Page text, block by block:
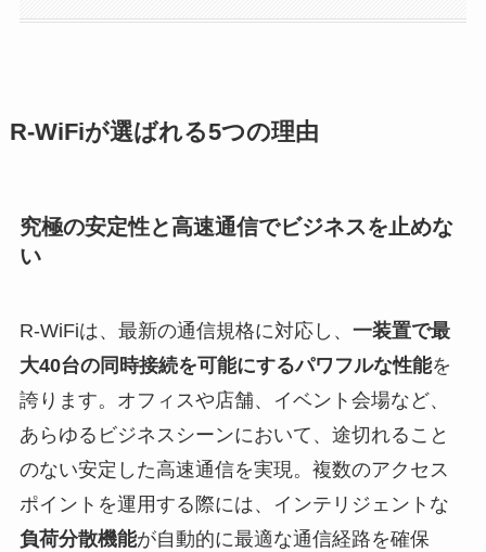
R-WiFiが選ばれる5つの理由
究極の安定性と高速通信でビジネスを止めな
い
R-WiFiは、最新の通信規格に対応し、 一装置で最
大40台の同時接続を可能にするパワフルな性能を
誇ります。オフィスや店舗、イベント会場など、
あらゆるビジネスシーンにおいて、途切れること
のない安定した高速通信を実現。複数のアクセス
ポイントを運用する際には、インテリジェントな
負荷分散機能が自動的に最適な通信経路を確保